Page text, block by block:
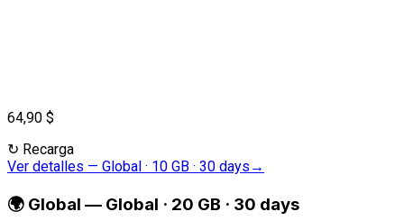
64,90 $
↻ Recarga
Ver detalles — Global · 10 GB · 30 days →
🌍 Global — Global · 20 GB · 30 days